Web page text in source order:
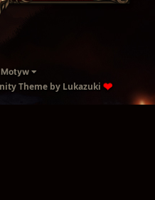
Motyw
Theme by Lukazuki